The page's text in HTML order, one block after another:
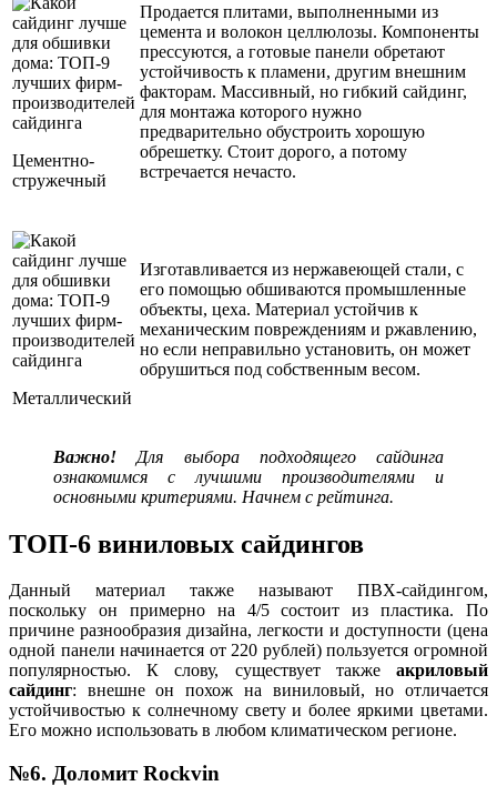
Цементно-
стружечный
Продается плитами, выполненными из
цемента и волокон целлюлозы. Компоненты
прессуются, а готовые панели обретают
устойчивость к пламени, другим внешним
факторам. Массивный, но гибкий сайдинг,
для монтажа которого нужно
предварительно обустроить хорошую
обрешетку. Стоит дорого, а потому
встречается нечасто.
Металлический
Изготавливается из нержавеющей стали, с
его помощью обшиваются промышленные
объекты, цеха. Материал устойчив к
механическим повреждениям и ржавлению,
но если неправильно установить, он может
обрушиться под собственным весом.
Важно! Для выбора подходящего сайдинга
ознакомимся с лучшими производителями и
основными критериями. Начнем с рейтинга.
ТОП-6 виниловых сайдингов
Данный материал также называют ПВХ-сайдингом,
поскольку он примерно на 4/5 состоит из пластика. По
причине разнообразия дизайна, легкости и доступности (цена
одной панели начинается от 220 рублей) пользуется огромной
популярностью. К слову, существует также акриловый
сайдинг: внешне он похож на виниловый, но отличается
устойчивостью к солнечному свету и более яркими цветами.
Его можно использовать в любом климатическом регионе.
№6. Доломит Rockvin